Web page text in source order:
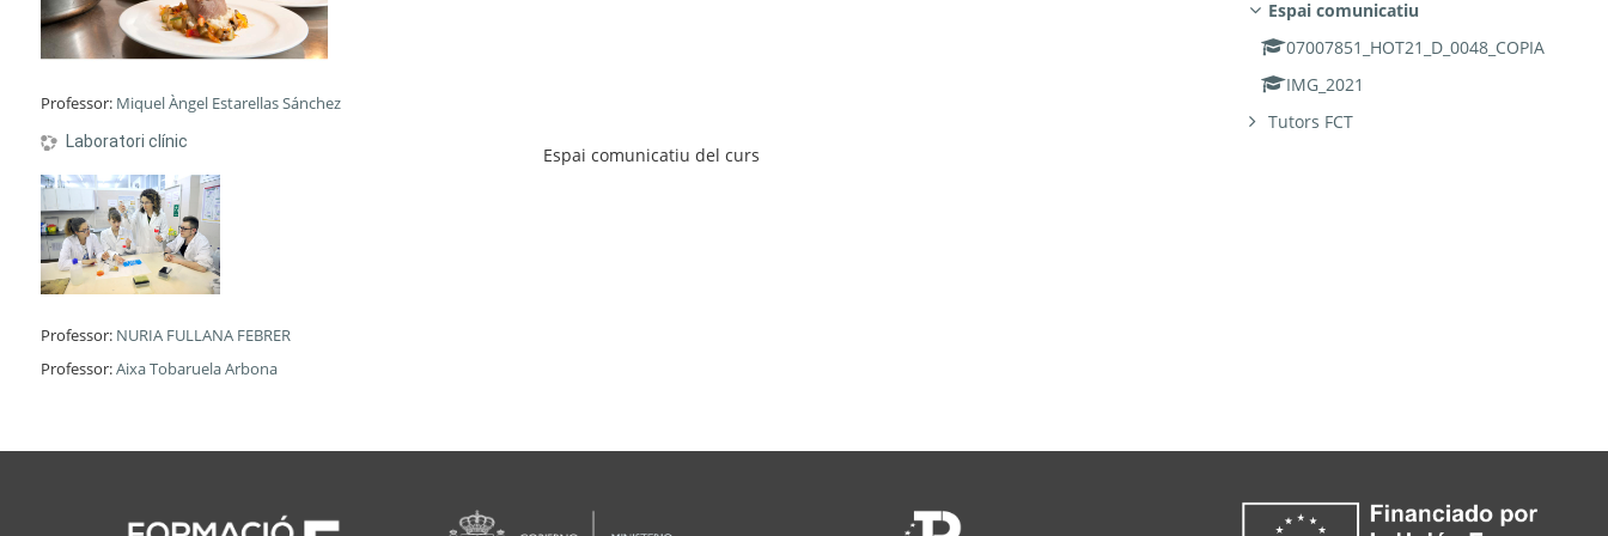
Professor: Miquel Àngel Estarellas Sánchez
Laboratori clínic
Espai comunicatiu del curs
Professor: NURIA FULLANA FEBRER
Professor:Aixa Tobaruela Arbona
Espai comunicatiu
07007851_HOT21_D_0048_COPIA
IMG_2021
Tutors FCT